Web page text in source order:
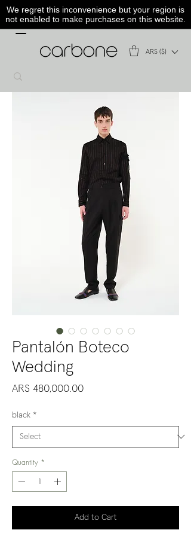
We regret this inconvenience but your region is
not enabled to make purchases on this website.
ARS ($)
Pantalón Boteco
Wedding
ARS 480,000.00Price
black *
Quantity *
Add to Cart